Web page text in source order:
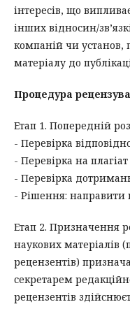
інтересів, що
інших відносин/
компаній чи установ,
матеріалу до
Процедура
Етап 1. Попередній
- Перевірка
- Перевірка на
- Перевірка
- Рішення: направити
Етап 2. Призначення
наукових матеріалів
рецензентів)
секретарем
рецензентів